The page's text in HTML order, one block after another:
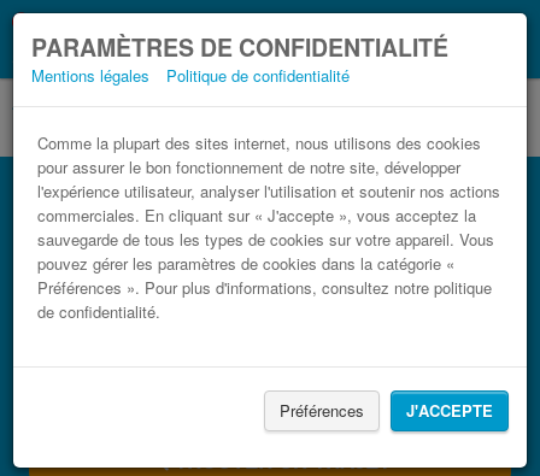
PARAMÈTRES DE CONFIDENTIALITÉ
Mentions légales Politique de confidentialité
Comme la plupart des sites internet, nous utilisons des cookies
pour assurer le bon fonctionnement de notre site, développer
l'expérience utilisateur, analyser l'utilisation et soutenir nos actions
commerciales. En cliquant sur « J'accepte », vous acceptez la
sauvegarde de tous les types de cookies sur votre appareil. Vous
pouvez gérer les paramètres de cookies dans la catégorie «
Préférences ». Pour plus d'informations, consultez notre politique
de confidentialité.
Préférences J'ACCEPTE
Coronavirus (COVID-19):Ce que vous devez
savoir, lorsque vous voyagez
Bus Grasse pas cher
Trouvez votre billet de bus moins cher
TROUVER UN TRAJET